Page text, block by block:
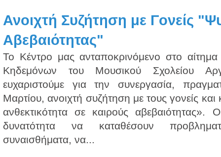
Ανοιχτή Συζήτηση με Γονείς
Αβεβαιότητας"
Το Κέντρο μας ανταποκρινόμενο στο
Κηδεμόνων του Μουσικού Σχολείου
ευχαριστούμε για την συνεργασία,
Μαρτίου, ανοιχτή συζήτηση με τους γονείς
ανθεκτικότητα σε καιρούς αβεβαιότητας».
δυνατότητα να καταθέσουν
συναισθήματα, να...